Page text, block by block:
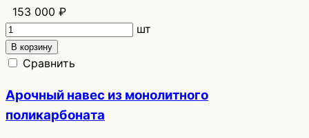
153 000 ₽
шт
В корзину
Сравнить
Арочный навес из монолитного
поликарбоната